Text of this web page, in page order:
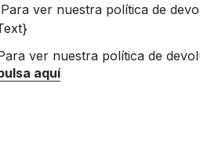
Para ver nuestra política de
ver nuestra política de
aquí